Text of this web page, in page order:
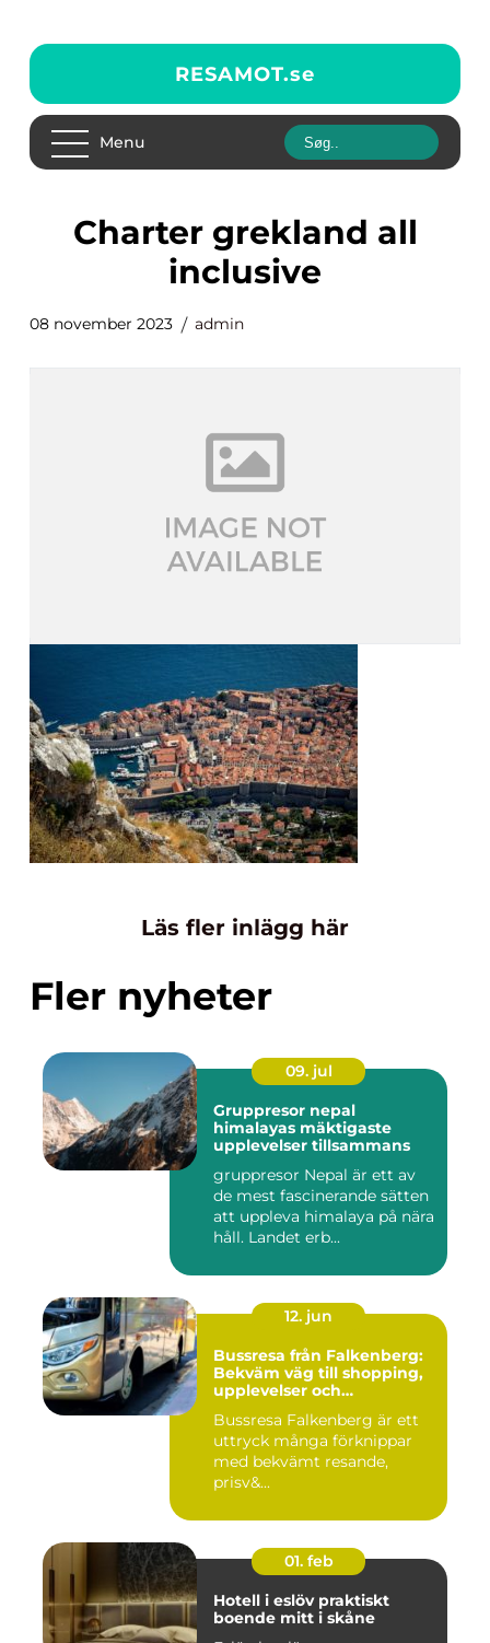
RESAMOT.se
Menu
charter grekland all
inclusive
08 november 2023 admin
Läs fler inlägg här
Fler nyheter
09. jul
Gruppresor nepal
himalayas mäktigaste
upplevelser tillsammans
gruppresor Nepal är ett av
de mest fascinerande sätten
att uppleva himalaya på nära
håll. Landet erb...
12. jun
Bussresa från Falkenberg:
Bekväm väg till shopping,
upplevelser och
Bussresa Falkenberg är ett
uttryck många förknippar
med bekvämt resande,
prisv&...
01. feb
Hotell i eslöv praktiskt
boende mitt i skåne